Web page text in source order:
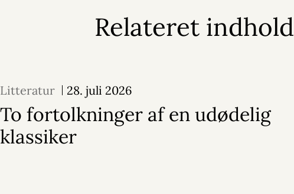
Relateret indhold
Litteratur 28. juli 2026
To fortolkninger af en udødelig
klassiker